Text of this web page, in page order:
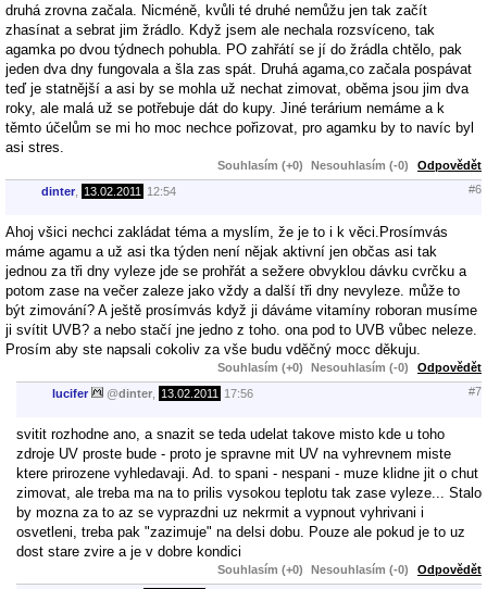
druhá zrovna začala. Nicméně, kvůli té druhé nemůžu jen tak začít
zhasínat a sebrat jim žrádlo. Když jsem ale nechala rozsvíceno, tak
agamka po dvou týdnech pohubla. PO zahřátí se jí do žrádla chtělo, pak
jeden dva dny fungovala a šla zas spát. Druhá agama,co začala pospávat
teď je statnější a asi by se mohla už nechat zimovat, oběma jsou jim dva
roky, ale malá už se potřebuje dát do kupy. Jiné terárium nemáme a k
těmto účelům se mi ho moc nechce pořizovat, pro agamku by to navíc byl
asi stres.
Souhlasím (+0) Nesouhlasím (-0) Odpovědět
dinter 13.02.2011 12:54 #6
Ahoj všici nechci zakládat téma a myslím, že je to i k věci.Prosímvás
máme agamu a už asi tka týden není nějak aktivní jen občas asi tak
jednou za tři dny vyleze jde se prohřát a sežere obvyklou dávku cvrčku a
potom zase na večer zaleze jako vždy a další tři dny nevyleze. může to
být zimování? A ještě prosímvás když ji dáváme vitamíny roboran musíme
ji svítit UVB? a nebo stačí jne jedno z toho. ona pod to UVB vůbec neleze.
Prosím aby ste napsali cokoliv za vše budu vděčný mocc děkuju.
Souhlasím (+0) Nesouhlasím (-0) Odpovědět
lucifer @dinter 13.02.2011 17:56 #7
svitit rozhodne ano, a snazit se teda udelat takove misto kde u toho
zdroje UV proste bude - proto je spravne mit UV na vyhrevnem miste
ktere prirozene vyhledavaji. Ad. to spani - nespani - muze klidne jit o chut
zimovat, ale treba ma na to prilis vysokou teplotu tak zase vyleze... Stalo
by mozna za to az se vyprazdni uz nekrmit a vypnout vyhrivani i
osvetleni, treba pak "zazimuje" na delsi dobu. Pouze ale pokud je to uz
dost stare zvire a je v dobre kondici
Souhlasím (+0) Nesouhlasím (-0)
Odpovědět